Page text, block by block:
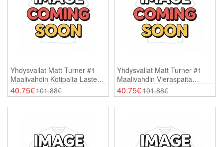
Yhdysvallat Matt Turner #1
Maalivahdin Kotipaita Lasten
MM-Kisat 2026 Lyhythihainen
(+ Shortsit)
40.75€101.88€
Yhdysvallat Matt Turner #1
Maalivahdin Vieraspaita
Lasten MM-Kisat 2026
Lyhythihainen (+ Shortsit)
40.75€101.88€